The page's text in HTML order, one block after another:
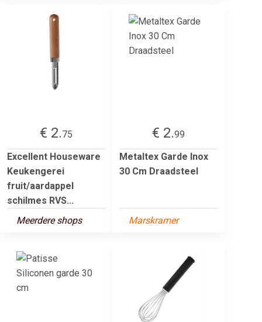
€ 2.75
Excellent Houseware
Keukengerei
fruit/aardappel
schilmes RVS...
Meerdere shops
€ 2.99
Metaltex Garde Inox
30 Cm Draadsteel
Marskramer